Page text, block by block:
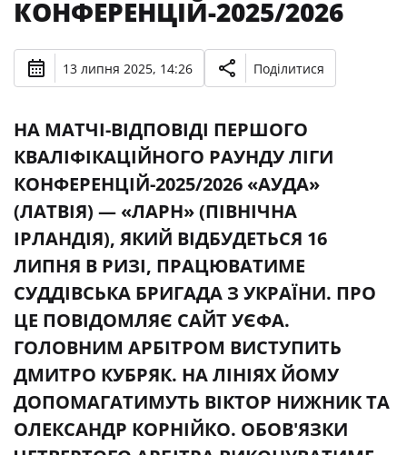
КОНФЕРЕНЦІЙ-2025/2026
13 липня 2025, 14:26 Поділитися
НА МАТЧІ-ВІДПОВІДІ ПЕРШОГО
КВАЛІФІКАЦІЙНОГО РАУНДУ ЛІГИ
КОНФЕРЕНЦІЙ-2025/2026 «АУДА»
(ЛАТВІЯ) — «ЛАРН» (ПІВНІЧНА
ІРЛАНДІЯ), ЯКИЙ ВІДБУДЕТЬСЯ 16
ЛИПНЯ В РИЗІ, ПРАЦЮВАТИМЕ
СУДДІВСЬКА БРИГАДА З УКРАЇНИ. ПРО
ЦЕ ПОВІДОМЛЯЄ САЙТ УЄФА.
ГОЛОВНИМ АРБІТРОМ ВИСТУПИТЬ
ДМИТРО КУБРЯК. НА ЛІНІЯХ ЙОМУ
ДОПОМАГАТИМУТЬ ВІКТОР НИЖНИК ТА
ОЛЕКСАНДР КОРНІЙКО. ОБОВ'ЯЗКИ